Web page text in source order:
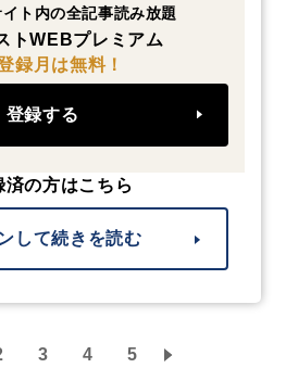
ト内の全記事読み放題
トWEBプレミアム
録月は無料！
登録する
済の方はこちら
して続きを読む
3 4 5